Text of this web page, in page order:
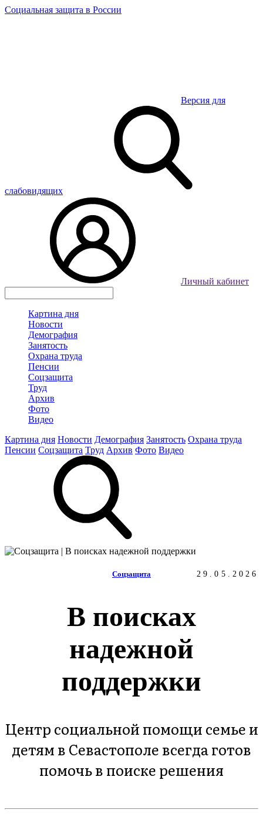
Социальная защита в России
Версия для
слабовидящих
Личный кабинет
Картина дня
Новости
Демография
Занятость
Охрана труда
Пенсии
Соцзащита
Труд
Архив
Фото
Видео
Картина дня Новости Демография Занятость Охрана труда
Пенсии Соцзащита Труд Архив Фото Видео
Соцзащита 29.05.2026
В поисках
надежной
поддержки
Центр социальной помощи семье и
детям в Севастополе всегда готов
помочь в поиске решения